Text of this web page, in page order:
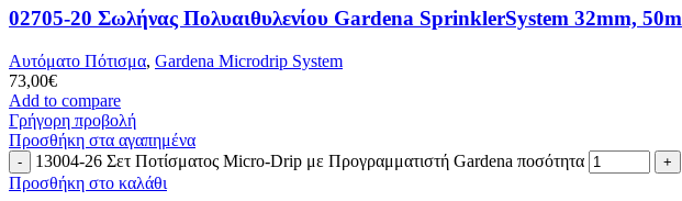
02705-20 Σωλήνας Πολυαιθυλενίου Gardena SprinklerSystem 32mm, 50m
Αυτόματο Πότισμα, Gardena Microdrip System
73,00€
Add to compare
Γρήγορη προβολή
Προσθήκη στα αγαπημένα
13004-26 Σετ Ποτίσματος Micro-Drip με Προγραμματιστή Gardena ποσότητα
Προσθήκη στο καλάθι